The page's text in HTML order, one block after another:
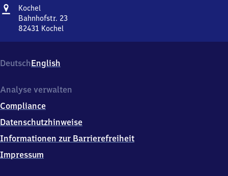
Adresse
Kochel
Bahnhofstr. 23
82431 Kochel
23,
8
4
1
Kochel
DeutschEnglish
Analyse verwalten
Compliance
Datenschutzhinweise
Informationen zur Barrierefreiheit
Impressum